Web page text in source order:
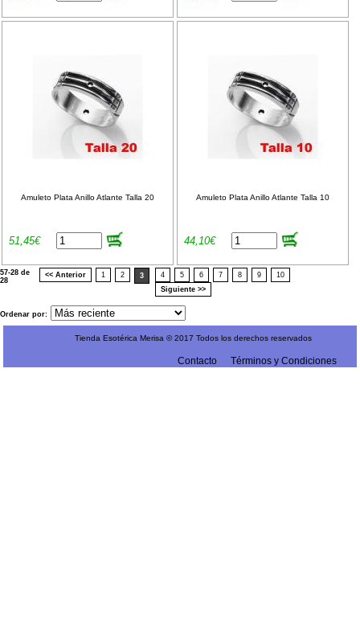
Amuleto Plata Anillo Atlante Talla 20
51,45€
Amuleto Plata Anillo Atlante Talla 10
44,10€
57-28 de
28
<< Anterior 1 2 3 4 5 6 7 8 9
10
Siguiente >>
Ordenar por:
Tienda Esotérica Merisa © 2017 Todos los derechos reservados
Contacto Términos y Condiciones